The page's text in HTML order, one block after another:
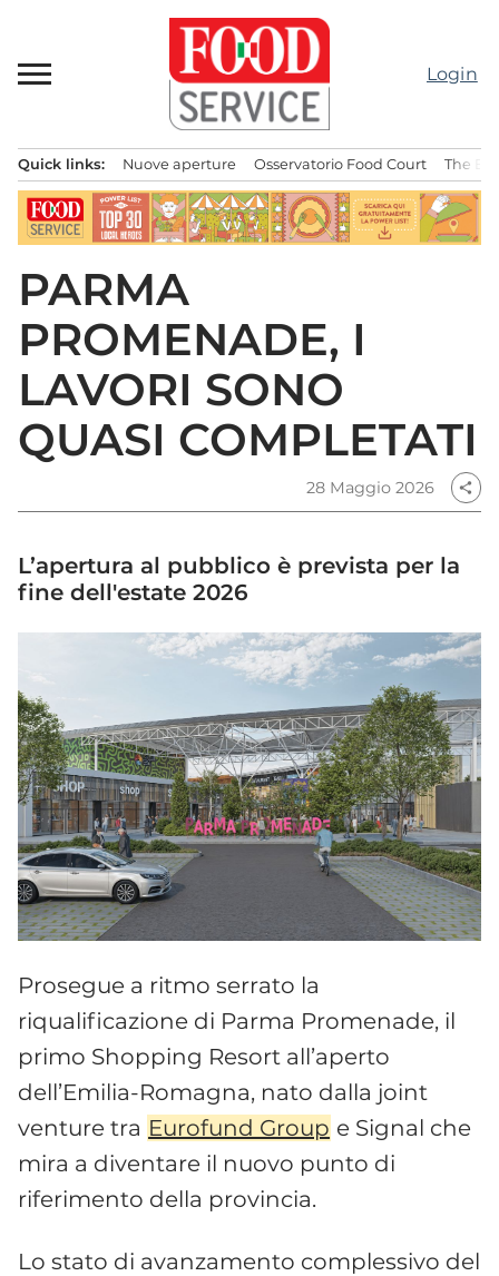
contenuto
Login
principale
Quick links: Nuove aperture Osservatorio Food Court The
PARMA
PROMENADE, I
LAVORI SONO
QUASI COMPLETATI
28 Maggio 2026 share
L’apertura al pubblico è prevista per la
fine dell'estate 2026
Prosegue a ritmo serrato la
riqualificazione di Parma Promenade, il
primo Shopping Resort all’aperto
dell’Emilia-Romagna, nato dalla joint
venture tra Eurofund Group e Signal che
mira a diventare il nuovo punto di
riferimento della provincia.
Lo stato di avanzamento complessivo del